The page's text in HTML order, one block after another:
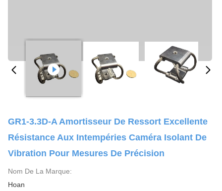
GR1-3.3D-A Amortisseur De Ressort Excellente
Résistance Aux Intempéries Caméra Isolant De
Vibration Pour Mesures De Précision
Nom De La Marque:
Hoan